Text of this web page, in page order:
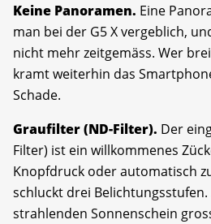
Keine Panoramen. Eine
man bei der G5 X vergeblich,
nicht mehr zeitgemäss. Wer
kramt weiterhin das
Schade.
Graufilter (ND-Filter). Der
Filter) ist ein willkommenes
Knopfdruck oder automatisch
schluckt drei
strahlenden Sonnenschein